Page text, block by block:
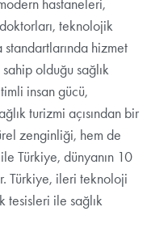
hastaneleri,
teknolojik
hizmet
olduğu sağlık
insan gücü,
turizmi açısından bir
zenginliği, hem de
Türkiye, dünyanın 10
Türkiye, ileri teknoloji
tesisleri ile sağlık